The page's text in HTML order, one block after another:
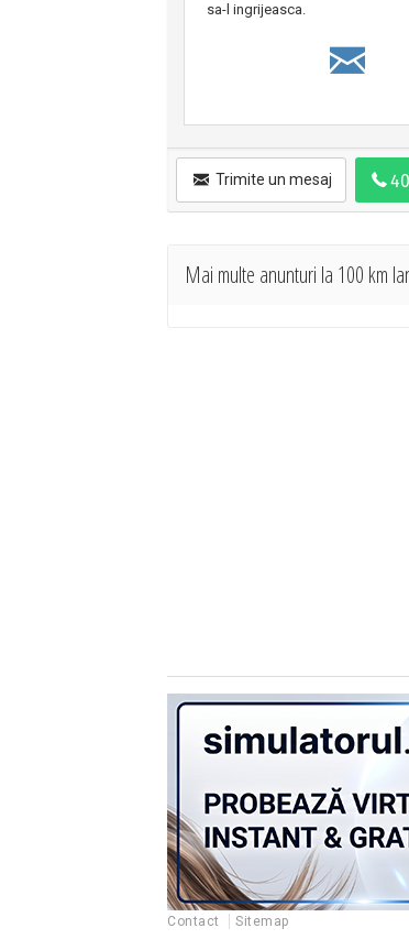
sa-l ingrijeasca.
Trimite un mesaj
Mai multe anunturi la 100 km
Contact Sitemap